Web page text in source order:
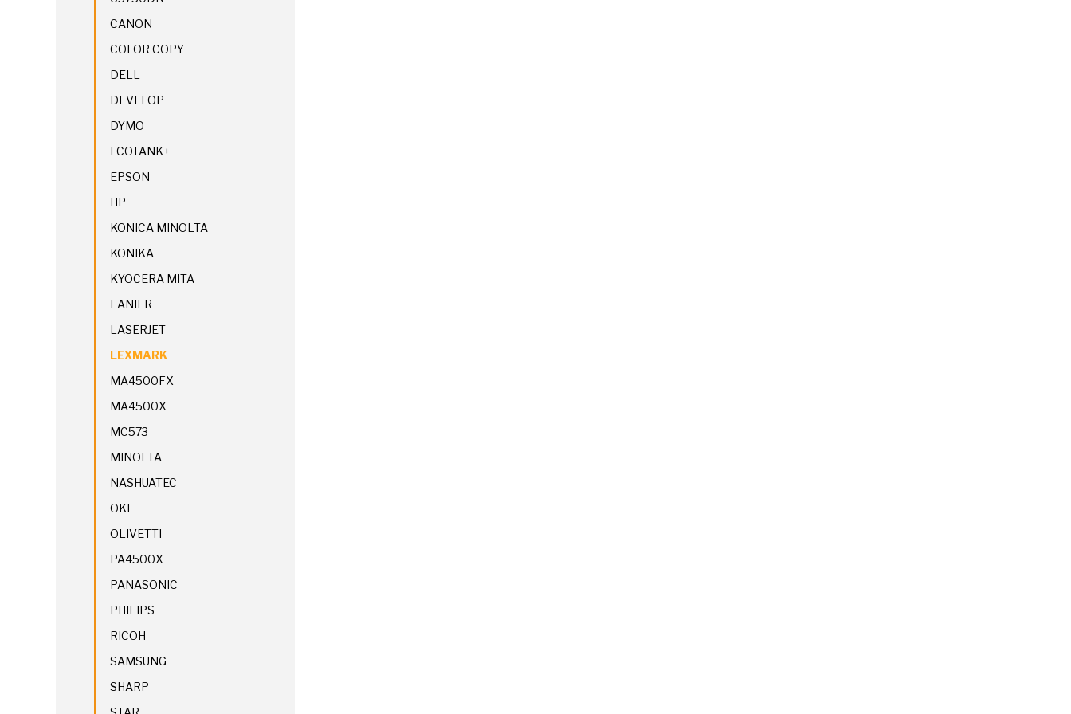
CANON
COLOR COPY
DELL
DEVELOP
DYMO
ECOTANK+
EPSON
HP
KONICA MINOLTA
KONIKA
KYOCERA MITA
LANIER
LASERJET
LEXMARK
MA4500FX
MA4500X
MC573
MINOLTA
NASHUATEC
OKI
OLIVETTI
PA4500X
PANASONIC
PHILIPS
RICOH
SAMSUNG
SHARP